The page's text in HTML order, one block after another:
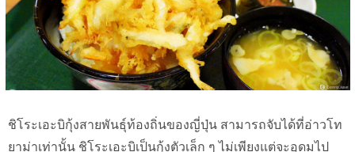
ชิโระเอะบิกุ้งสายพันธุ์ท้องถิ่นของญี่ปุ่น สามารถจับได้ที่อ่าวโท
ยาม่าเท่านั้น ชิโระเอะบิเป็นกุ้งตัวเล็ก ๆ ไม่เพียงแต่จะอุดมไป